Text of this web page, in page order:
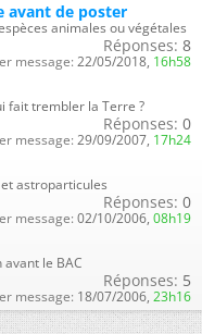
avant de poster
animales ou végétales
Réponses: 8
message: 22/05/2018, 16h58
fait trembler la Terre ?
Réponses: 0
message: 29/09/2007, 17h24
astroparticules
Réponses: 0
message: 02/10/2006, 08h19
le BAC
Réponses: 5
message: 18/07/2006, 23h16